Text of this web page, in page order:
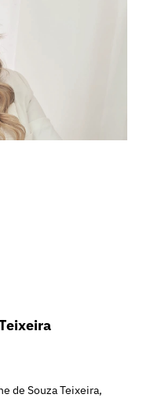
de Souza Teixeira,